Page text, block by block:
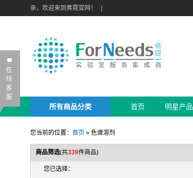
亲，欢迎来到弗霓官网！
所有商品分类 首页 明星产品
您当前的位置： 首页 » 色谱溶剂
商品筛选(共339件商品)
您已选择：
B
在
线
客
服